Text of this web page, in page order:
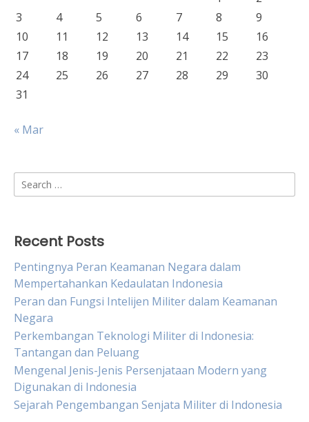
3
4 5 6 7 8
9
10
11 12 13 14 15
16
17
18 19 20 21 22
23
24
25 26 27 28 29
30
31
« Mar
Search
for:
Recent Posts
Pentingnya Peran Keamanan Negara dalam
Mempertahankan Kedaulatan Indonesia
Peran dan Fungsi Intelijen Militer dalam Keamanan
Negara
Perkembangan Teknologi Militer di Indonesia:
Tantangan dan Peluang
Mengenal Jenis-Jenis Persenjataan Modern yang
Digunakan di Indonesia
Sejarah Pengembangan Senjata Militer di Indonesia